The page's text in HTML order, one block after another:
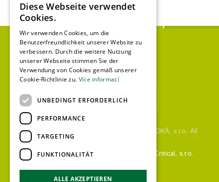
Copyright 2019 by TENNIS CENTER HLUBOKÁ, s.r.o. All
Tvorba webových stránek
Critical, s.r.o.
CZECH
GERMAN
Diese Webseite verwendet
Cookies.
Wir verwenden Cookies, um die
Benutzerfreundlichkeit unserer Website zu
verbessern. Durch die weitere Nutzung
unserer Webseite stimmen Sie der
Verwendung von Cookies gemäß unserer
Cookie-Richtlinie zu. Více informací
UNBEDINGT ERFORDERLICH
PERFORMANCE
TARGETING
FUNKTIONALITÄT
ALLE AKZEPTIEREN